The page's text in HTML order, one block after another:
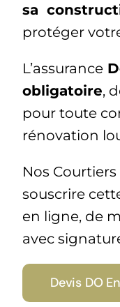
sa
protéger
L’assurance
obligatoire,
pour toute
rénovation
Nos
souscrire
en ligne, de
avec
Devis DO